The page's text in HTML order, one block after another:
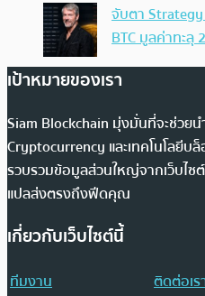
จับตา Strategy
BTC มูลค่าทะลุ
เป้าหมายของเรา
Siam Blockchain มุ่งมั่นที่จะช่วยน
Cryptocurrency และเทคโนโลยีบ
รวบรวมข้อมูลส่วนใหญ่จากเว็บไซ
แปลส่งตรงถึงฟีดคุณ
เกี่ยวกับเว็บไซต์นี้
ทีมงาน
ติดต่อเร